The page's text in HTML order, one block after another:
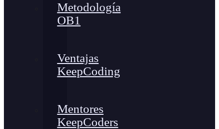
Metodología
OB1
Ventajas
KeepCoding
Mentores
KeepCoders